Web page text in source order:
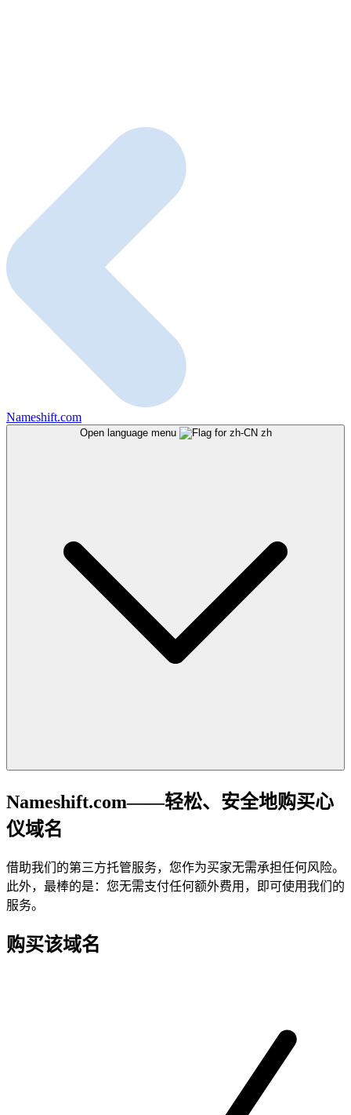
Nameshift.com
Open language menu zh
Nameshift.com——轻松、安全地购买心
仪域名
借助我们的第三方托管服务，您作为买家无需承担任何风险。
此外，最棒的是：您无需支付任何额外费用，即可使用我们的
服务。
购买该域名